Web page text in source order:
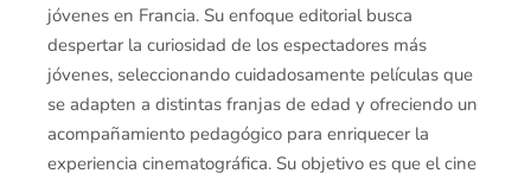
jóvenes en Francia. Su enfoque editorial busca
despertar la curiosidad de los espectadores más
jóvenes, seleccionando cuidadosamente películas que
se adapten a distintas franjas de edad y ofreciendo un
acompañamiento pedagógico para enriquecer la
experiencia cinematográfica. Su objetivo es que el cine